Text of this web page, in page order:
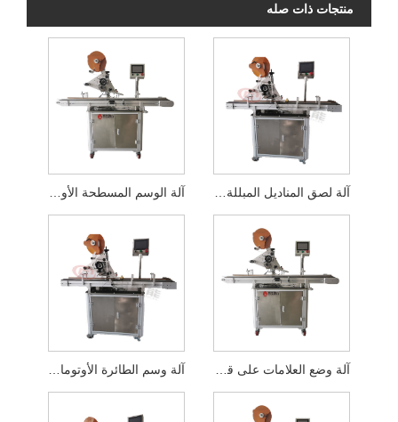
منتجات ذات صله
آلة وضع العلامات على قناع الحماية الأوتوماتيكي